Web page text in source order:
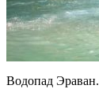
Водопад Эраван.